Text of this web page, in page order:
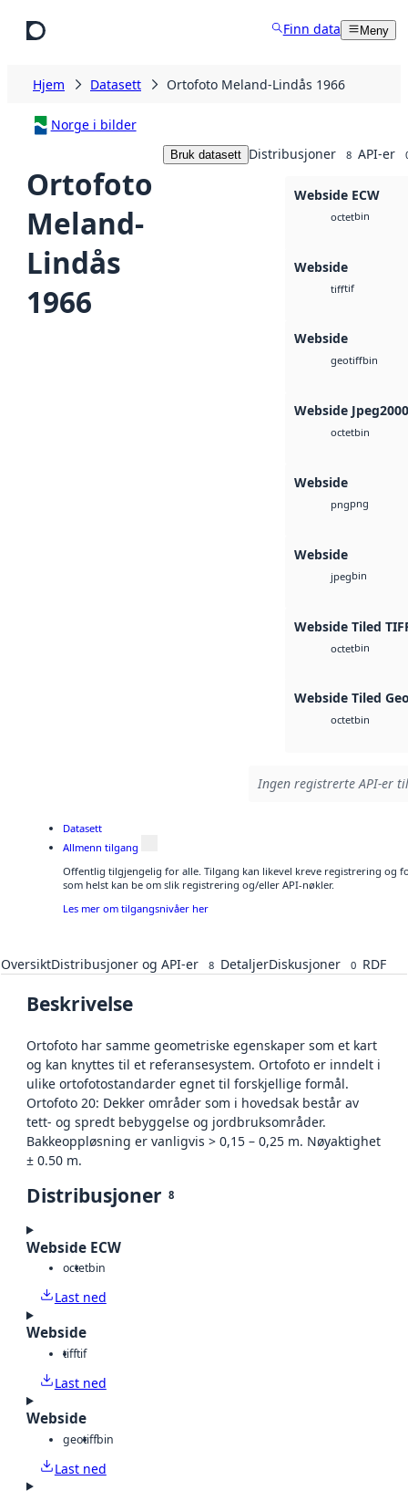
Finn data Meny
Hjem Datasett Ortofoto Meland-Lindås 1966
Norge i bilder
Ortofoto
Meland-
Lindås
1966
Bruk datasett Distribusjoner 8 API-er
Webside ECW
octetbin
Webside
tifftif
Webside
geotiffbin
Webside Jpeg2000
octetbin
Webside
pngpng
Webside
jpegbin
Webside Tiled
octetbin
Webside Tiled
octetbin
Ingen registrerte API-er
Datasett
Allmenn tilgang
Offentlig tilgjengelig for alle. Tilgang kan likevel kreve registrering og
som helst kan be om slik registrering og/eller API-nøkler.
Les mer om tilgangsnivåer her
OversiktDistribusjoner og API-er 8 DetaljerDiskusjoner 0 RDF
Beskrivelse
Ortofoto har samme geometriske egenskaper som et kart
og kan knyttes til et referansesystem. Ortofoto er inndelt i
ulike ortofotostandarder egnet til forskjellige formål.
Ortofoto 20: Dekker områder som i hovedsak består av
tett- og spredt bebyggelse og jordbruksområder.
Bakkeoppløsning er vanligvis > 0,15 – 0,25 m. Nøyaktighet
± 0.50 m.
Distribusjoner 8
Webside ECW
octetbin
Last ned
Webside
tifftif
Last ned
Webside
geotiffbin
Last ned